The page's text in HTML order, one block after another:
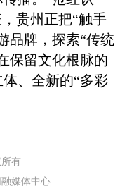
贵州正把“触手
品牌，探索“传统
保留文化根脉的
、全新的“多彩
有
媒体中心